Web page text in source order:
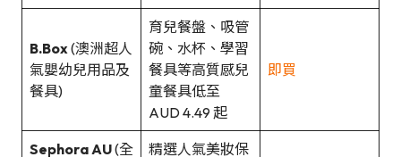
B.Box (澳洲超人
氣嬰幼兒用品及
餐具)
育兒餐盤、吸管
碗、水杯、學習
餐具等高質感兒
童餐具低至
AUD 4.49 起
即買
Sephora AU(全
精選人氣美妝保